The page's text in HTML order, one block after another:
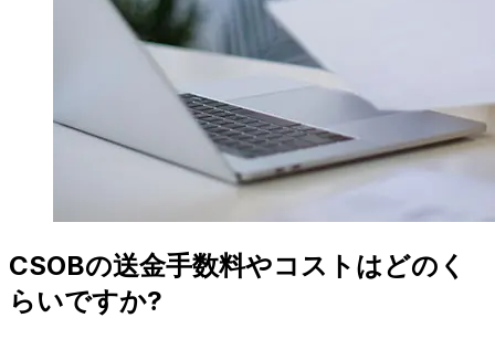
CSOBの送金手数料やコストはどのく
らいですか?